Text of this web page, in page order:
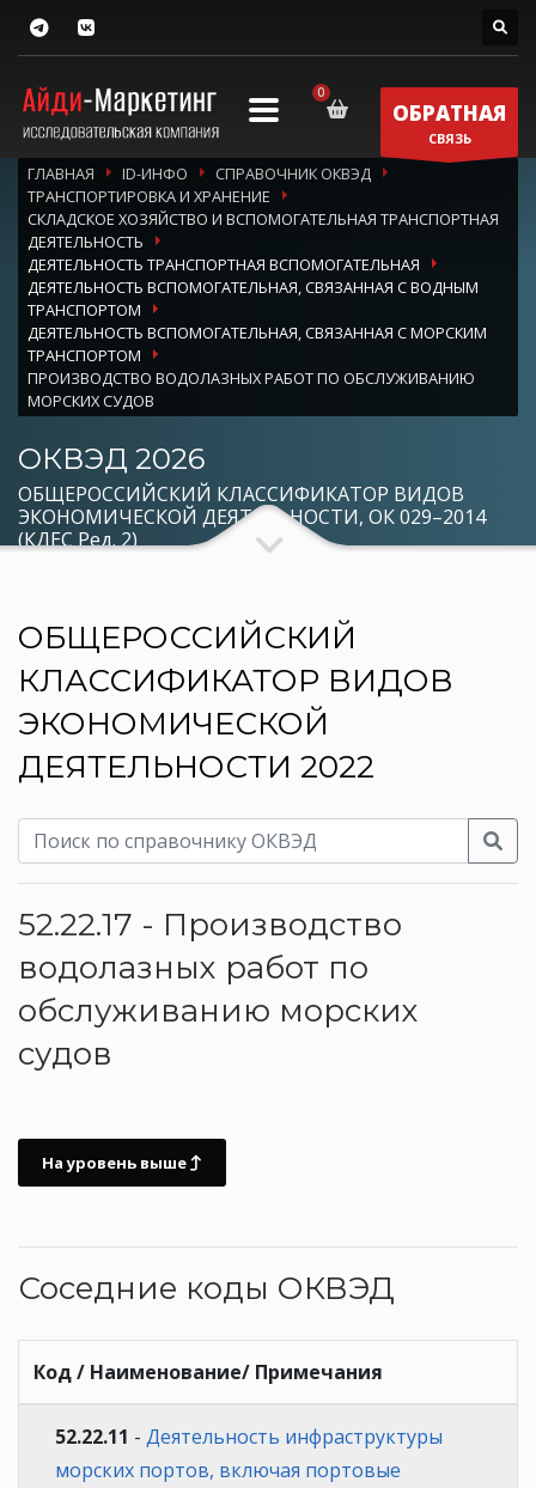
ОБРАТНАЯ
СВЯЗЬ
ГЛАВНАЯ ID-ИНФО
СПРАВОЧНИК ОКВЭД
ТРАНСПОРТИРОВКА И ХРАНЕНИЕ
СКЛАДСКОЕ ХОЗЯЙСТВО И ВСПОМОГАТЕЛЬНАЯ ТРАНСПОРТНАЯ
ДЕЯТЕЛЬНОСТЬ
ДЕЯТЕЛЬНОСТЬ ТРАНСПОРТНАЯ ВСПОМОГАТЕЛЬНАЯ
ДЕЯТЕЛЬНОСТЬ ВСПОМОГАТЕЛЬНАЯ, СВЯЗАННАЯ С ВОДНЫМ
ТРАНСПОРТОМ
ДЕЯТЕЛЬНОСТЬ ВСПОМОГАТЕЛЬНАЯ, СВЯЗАННАЯ С МОРСКИМ
ТРАНСПОРТОМ
ПРОИЗВОДСТВО ВОДОЛАЗНЫХ РАБОТ ПО ОБСЛУЖИВАНИЮ
МОРСКИХ СУДОВ
ОКВЭД 2026
ОБЩЕРОССИЙСКИЙ КЛАССИФИКАТОР ВИДОВ
ЭКОНОМИЧЕСКОЙ ДЕЯТЕЛЬНОСТИ, ОК 029–2014
(КДЕС Ред. 2)
ОБЩЕРОССИЙСКИЙ
КЛАССИФИКАТОР ВИДОВ
ЭКОНОМИЧЕСКОЙ
ДЕЯТЕЛЬНОСТИ 2022
52.22.17 - Производство
водолазных работ по
обслуживанию морских
судов
На уровень выше
Соседние коды ОКВЭД
Код / Наименование/ Примечания
52.22.11 - Деятельность инфраструктуры
морских портов, включая портовые